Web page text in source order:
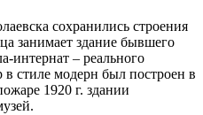
сохранились строения
занимает здание бывшего
интернат – реального
стиле модерн был построен в
1920 г. здании